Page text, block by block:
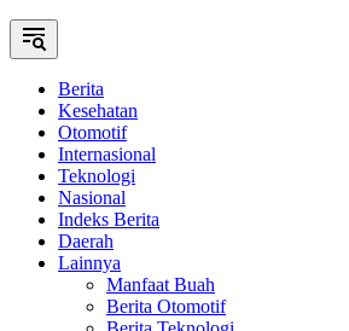
Berita
Kesehatan
Otomotif
Internasional
Teknologi
Nasional
Indeks Berita
Daerah
Lainnya
Manfaat Buah
Berita Otomotif